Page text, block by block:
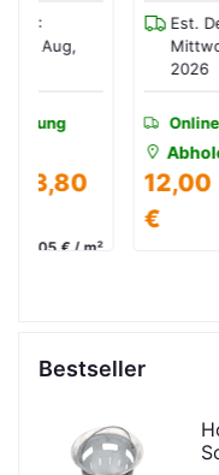
Est. Delivery :
Mittwoch, 12
Online Lieferung
Abholen
12,00
-
20,75
12,00
inkl. 19 % MwSt. zzgl.
Bestseller